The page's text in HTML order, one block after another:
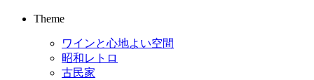
Theme
ワインと心地よい空間
昭和レトロ
古民家